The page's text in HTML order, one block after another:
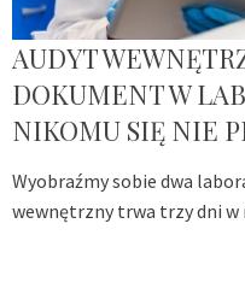
AUDYT
DOKUMENT W
NIKOMU SIĘ NIE
Wyobraźmy sobie dwa
wewnętrzny trwa trzy dni w